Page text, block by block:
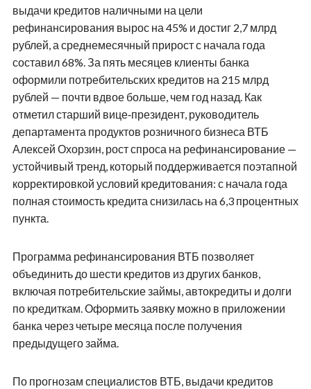
выдачи кредитов наличными на цели
рефинансирования вырос на 45% и достиг 2,7 млрд
рублей, а среднемесячный прирост с начала года
составил 68%. За пять месяцев клиенты банка
оформили потребительских кредитов на 215 млрд
рублей — почти вдвое больше, чем год назад. Как
отметил старший вице‑президент, руководитель
департамента продуктов розничного бизнеса ВТБ
Алексей Охорзин, рост спроса на рефинансирование —
устойчивый тренд, который поддерживается поэтапной
корректировкой условий кредитования: с начала года
полная стоимость кредита снизилась на 6,3 процентных
пункта.
Программа рефинансирования ВТБ позволяет
объединить до шести кредитов из других банков,
включая потребительские займы, автокредиты и долги
по кредиткам. Оформить заявку можно в приложении
банка через четыре месяца после получения
предыдущего займа.
По прогнозам специалистов ВТБ, выдачи кредитов